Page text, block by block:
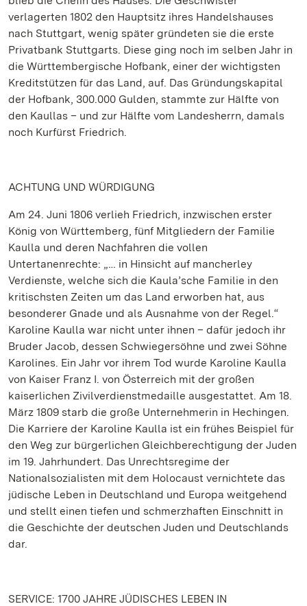
verlagerten 1802 den Hauptsitz ihres Handelshauses
nach Stuttgart, wenig später gründeten sie die erste
Privatbank Stuttgarts. Diese ging noch im selben Jahr in
die Württembergische Hofbank, einer der wichtigsten
Kreditstützen für das Land, auf. Das Gründungskapital
der Hofbank, 300.000 Gulden, stammte zur Hälfte von
den Kaullas – und zur Hälfte vom Landesherrn, damals
noch Kurfürst Friedrich.
ACHTUNG UND WÜRDIGUNG
Am 24. Juni 1806 verlieh Friedrich, inzwischen erster
König von Württemberg, fünf Mitgliedern der Familie
Kaulla und deren Nachfahren die vollen
Untertanenrechte: „… in Hinsicht auf mancherley
Verdienste, welche sich die Kaula’sche Familie in den
kritischsten Zeiten um das Land erworben hat, aus
besonderer Gnade und als Ausnahme von der Regel.“
Karoline Kaulla war nicht unter ihnen – dafür jedoch ihr
Bruder Jacob, dessen Schwiegersöhne und zwei Söhne
Karolines. Ein Jahr vor ihrem Tod wurde Karoline Kaulla
von Kaiser Franz I. von Österreich mit der großen
kaiserlichen Zivilverdienstmedaille ausgestattet. Am 18.
März 1809 starb die große Unternehmerin in Hechingen.
Die Karriere der Karoline Kaulla ist ein frühes Beispiel für
den Weg zur bürgerlichen Gleichberechtigung der Juden
im 19. Jahrhundert. Das Unrechtsregime der
Nationalsozialisten mit dem Holocaust vernichtete das
jüdische Leben in Deutschland und Europa weitgehend
und stellt einen tiefen und schmerzhaften Einschnitt in
die Geschichte der deutschen Juden und Deutschlands
dar.
SERVICE: 1700 JAHRE JÜDISCHES LEBEN IN